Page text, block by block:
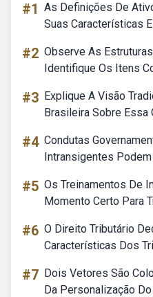
#1 As Definições De
Suas Características
#2 Observe As
Identifique Os Itens
#3 Explique A Visão
Brasileira Sobre Essa
#4 Condutas
Intransigentes
#5 Os Treinamentos De
Momento Certo Para
#6 O Direito Tributário
Características Dos
#7 Dois Vetores São
Da Personalização